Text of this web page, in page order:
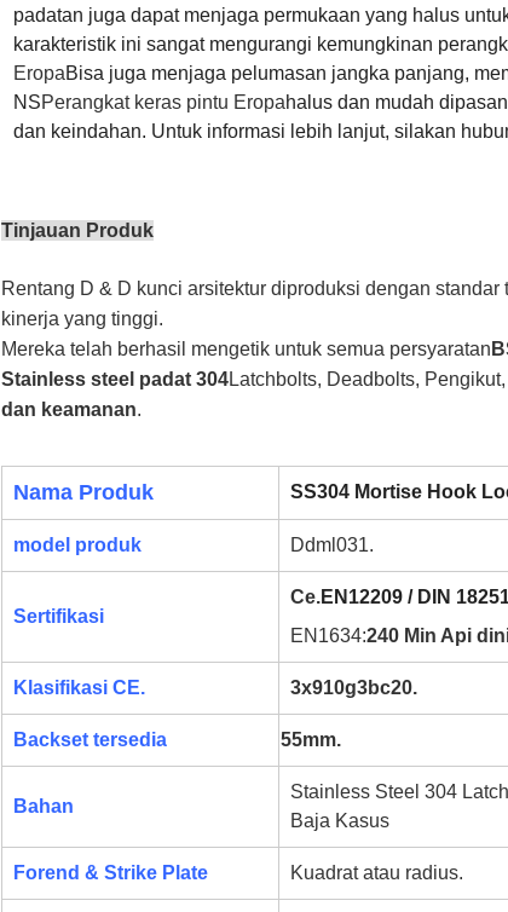
padatan juga dapat menjaga permukaan yang halus
karakteristik ini sangat mengurangi kemungkinan
EropaBisa juga menjaga pelumasan jangka panjang,
NSPerangkat keras pintu Eropahalus dan mudah
dan keindahan. Untuk informasi lebih lanjut, silakan
Tinjauan Produk
Rentang D & D kunci arsitektur diproduksi dengan
kinerja yang tinggi.
Mereka telah berhasil mengetik untuk semua persyaratan
Stainless steel padat 304Latchbolts, Deadbolts,
dan keamanan.
Nama Produk SS304 Mortise Hook
model produk Ddml031.
Sertifikasi
Ce.EN12209 / DIN
EN1634:240 Min Api
Klasifikasi CE. 3x910g3bc20.
Backset tersedia 55mm.
Bahan
Stainless Steel 304
Baja Kasus
Forend & Strike Plate Kuadrat atau radius.